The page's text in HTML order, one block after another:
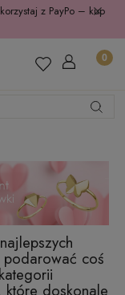
z PayPo – kup
podarować coś
które doskonale